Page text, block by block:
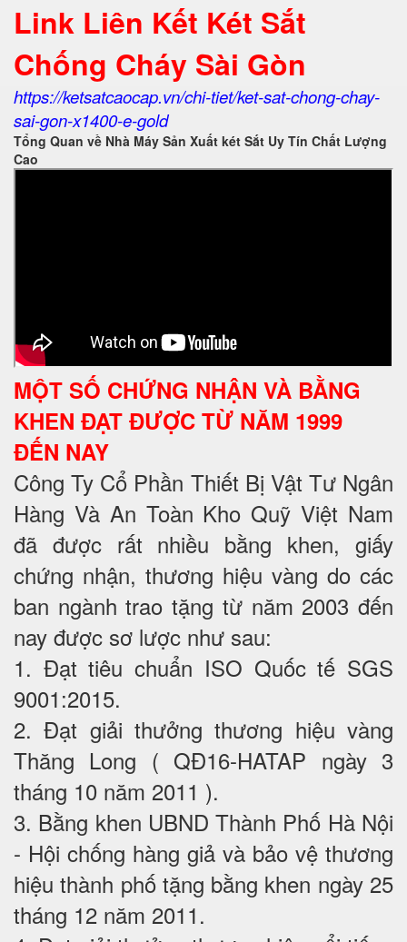
Link Liên Kết Két Sắt
Chống Cháy Sài Gòn
https://ketsatcaocap.vn/chi-tiet/ket-sat-chong-chay-
sai-gon-x1400-e-gold
Tổng Quan về Nhà Máy Sản Xuất két Sắt Uy Tín Chất Lượng
Cao
MỘT SỐ CHỨNG NHẬN VÀ BẰNG
KHEN ĐẠT ĐƯỢC TỪ NĂM 1999
ĐẾN NAY
Công Ty Cổ Phần Thiết Bị Vật Tư Ngân
Hàng Và An Toàn Kho Quỹ Việt Nam
đã được rất nhiều bằng khen, giấy
chứng nhận, thương hiệu vàng do các
ban ngành trao tặng từ năm 2003 đến
nay được sơ lược như sau:
1. Đạt tiêu chuẩn ISO Quốc tế SGS
9001:2015.
2. Đạt giải thưởng thương hiệu vàng
Thăng Long ( QĐ16-HATAP ngày 3
tháng 10 năm 2011 ).
3. Bằng khen UBND Thành Phố Hà Nội
- Hội chống hàng giả và bảo vệ thương
hiệu thành phố tặng bằng khen ngày 25
tháng 12 năm 2011.